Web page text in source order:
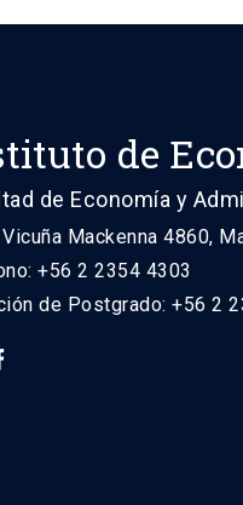
de
de Economía y
Mackenna 4860,
+56 2 2354 4303
de Postgrado: +56 2